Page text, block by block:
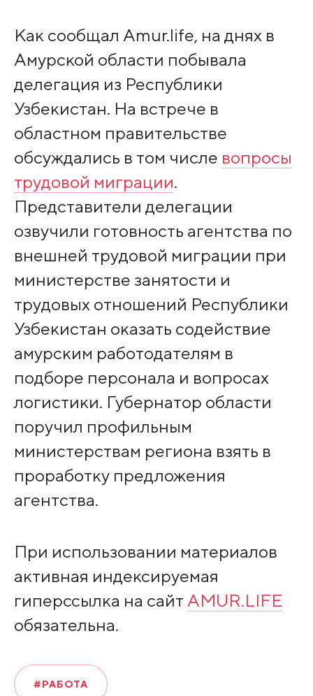
Как сообщал Amur.life, на днях в
Амурской области побывала
делегация из Республики
Узбекистан. На встрече в
областном правительстве
обсуждались в том числе вопросы
трудовой миграции.
Представители делегации
озвучили готовность агентства по
внешней трудовой миграции при
министерстве занятости и
трудовых отношений Республики
Узбекистан оказать содействие
амурским работодателям в
подборе персонала и вопросах
логистики. Губернатор области
поручил профильным
министерствам региона взять в
проработку предложения
агентства.
При использовании материалов
активная индексируемая
гиперссылка на сайт AMUR.LIFE
обязательна.
#РАБОТА